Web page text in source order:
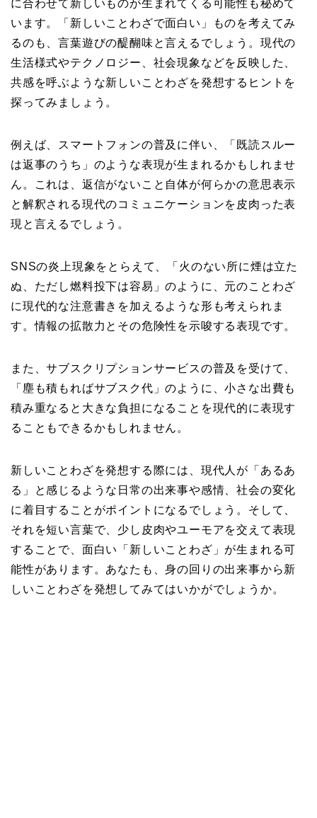
に合わせて新しいものが生まれてくる可能性も秘めて
います。「新しいことわざで面白い」ものを考えてみ
るのも、言葉遊びの醍醐味と言えるでしょう。現代の
生活様式やテクノロジー、社会現象などを反映した、
共感を呼ぶような新しいことわざを発想するヒントを
探ってみましょう。
例えば、スマートフォンの普及に伴い、「既読スルー
は返事のうち」のような表現が生まれるかもしれませ
ん。これは、返信がないこと自体が何らかの意思表示
と解釈される現代のコミュニケーションを皮肉った表
現と言えるでしょう。
SNSの炎上現象をとらえて、「火のない所に煙は立た
ぬ、ただし燃料投下は容易」のように、元のことわざ
に現代的な注意書きを加えるような形も考えられま
す。情報の拡散力とその危険性を示唆する表現です。
また、サブスクリプションサービスの普及を受けて、
「塵も積もればサブスク代」のように、小さな出費も
積み重なると大きな負担になることを現代的に表現す
ることもできるかもしれません。
新しいことわざを発想する際には、現代人が「あるあ
る」と感じるような日常の出来事や感情、社会の変化
に着目することがポイントになるでしょう。そして、
それを短い言葉で、少し皮肉やユーモアを交えて表現
することで、面白い「新しいことわざ」が生まれる可
能性があります。あなたも、身の回りの出来事から新
しいことわざを発想してみてはいかがでしょうか。